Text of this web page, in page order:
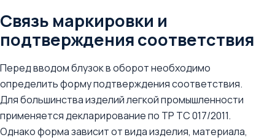
Связь маркировки и
подтверждения соответствия
Перед вводом блузок в оборот необходимо
определить форму подтверждения соответствия.
Для большинства изделий легкой промышленности
применяется декларирование по ТР ТС 017/2011.
Однако форма зависит от вида изделия, материала,